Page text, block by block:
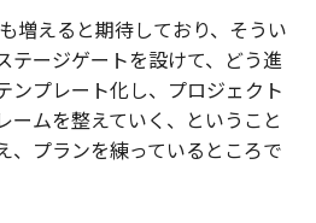
増えると期待しており、そうい
テージゲートを設けて、どう進
ンプレート化し、プロジェクト
ームを整えていく、ということ
、プランを練っているところで